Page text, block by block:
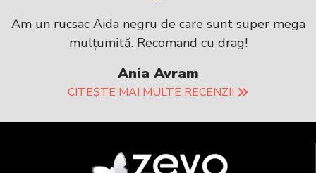
Am un rucsac Aida negru de care sunt super mega
mulțumită. Recomand cu drag!
Ania Avram
CITEȘTE MAI MULTE RECENZII